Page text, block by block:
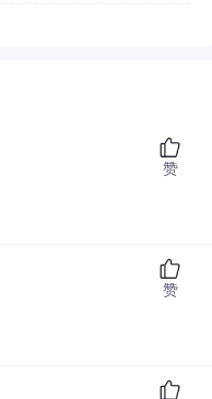
赞
赞